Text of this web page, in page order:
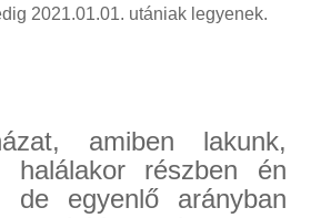
2021.01.01. utániak legyenek.
amiben lakunk,
halálakor részben én
de egyenlő arányban